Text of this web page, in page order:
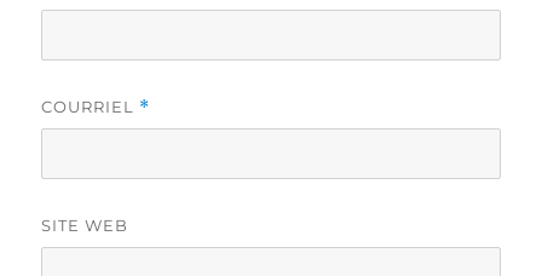
COURRIEL *
SITE WEB